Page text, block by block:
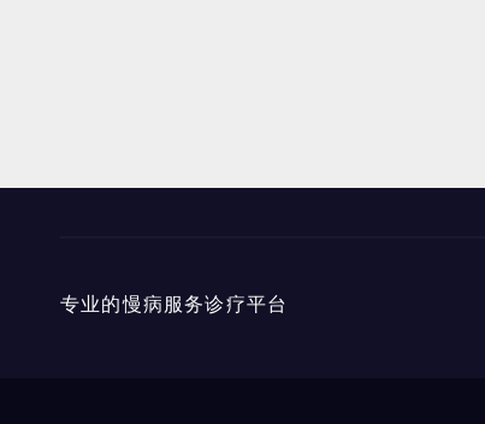
专业的慢病服务诊疗平台